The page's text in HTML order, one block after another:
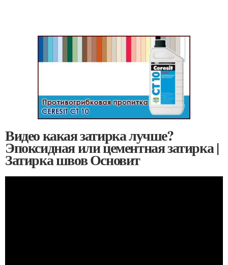
Видео какая затирка лучше?
Эпоксидная или цементная затирка |
Затирка швов Основит